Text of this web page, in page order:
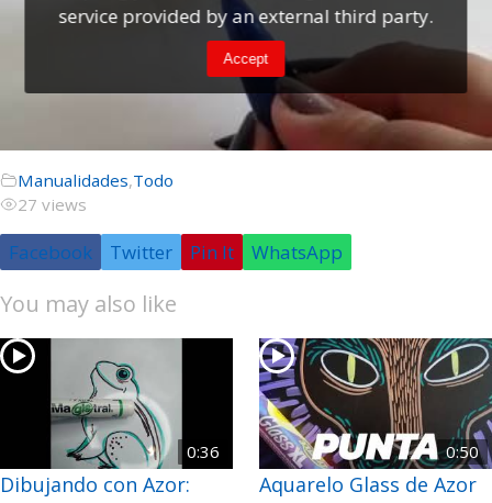
service provided by an external third party.
Accept
Manualidades,Todo
27 views
Facebook Twitter Pin It WhatsApp
You may also like
0:36
Dibujando con Azor:
0:50
Aquarelo Glass de Azor